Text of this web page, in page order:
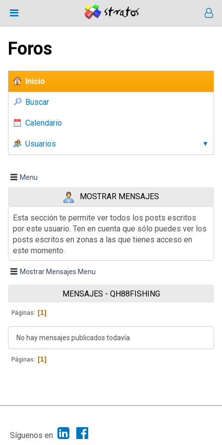
Foros
Inicio
Buscar
Calendario
Usuarios
Menu
MOSTRAR MENSAJES
Esta sección te permite ver todos los posts escritos
por este usuario. Ten en cuenta que sólo puedes ver los
posts escritos en zonas a las que tienes acceso en
este momento.
Mostrar Mensajes Menu
MENSAJES - QH88FISHING
Páginas 1
No hay mensajes publicados todavía.
Páginas 1
|
Síguenos en